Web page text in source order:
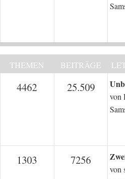
THEMEN BEITRÄGE
4462Themen25.509
von
1303 7256
von